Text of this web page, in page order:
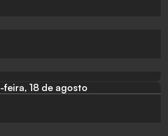
feira, 18 de agosto